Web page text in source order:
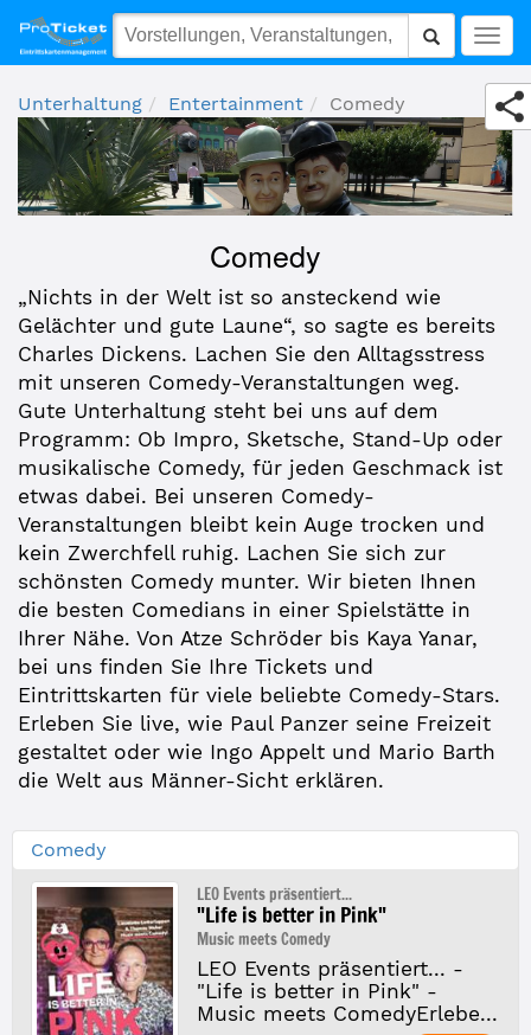
Comedy
Unterhaltung Entertainment Comedy
Comedy
„Nichts in der Welt ist so ansteckend wie
Gelächter und gute Laune“, so sagte es bereits
Charles Dickens. Lachen Sie den Alltagsstress
mit unseren Comedy-Veranstaltungen weg.
Gute Unterhaltung steht bei uns auf dem
Programm: Ob Impro, Sketsche, Stand-Up oder
musikalische Comedy, für jeden Geschmack ist
etwas dabei. Bei unseren Comedy-
Veranstaltungen bleibt kein Auge trocken und
kein Zwerchfell ruhig. Lachen Sie sich zur
schönsten Comedy munter. Wir bieten Ihnen
die besten Comedians in einer Spielstätte in
Ihrer Nähe. Von Atze Schröder bis Kaya Yanar,
bei uns finden Sie Ihre Tickets und
Eintrittskarten für viele beliebte Comedy-Stars.
Erleben Sie live, wie Paul Panzer seine Freizeit
gestaltet oder wie Ingo Appelt und Mario Barth
die Welt aus Männer-Sicht erklären.
Comedy
LEO Events präsentiert...
"Life is better in Pink"
Music meets Comedy
LEO Events präsentiert... -
"Life is better in Pink" -
Music meets ComedyErlebe...